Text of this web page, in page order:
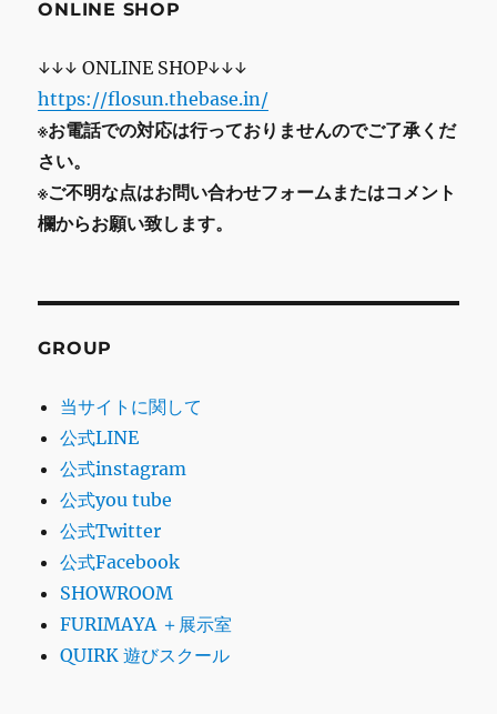
ONLINE SHOP
↓↓↓ ONLINE SHOP↓↓↓
https://flosun.thebase.in/
※お電話での対応は行っておりませんのでご了承くだ
さい。
※ご不明な点はお問い合わせフォームまたはコメント
欄からお願い致します。
GROUP
当サイトに関して
公式LINE
公式instagram
公式you tube
公式Twitter
公式Facebook
SHOWROOM
FURIMAYA ＋展示室
QUIRK 遊びスクール